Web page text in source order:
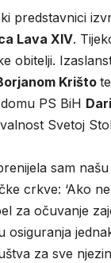
predstavnici
Lava XIV.
obitelji.
Krišto
PS BiH
Svetoj
sam
crkve: ‘Ako
za očuvanje
osiguranja
za sve